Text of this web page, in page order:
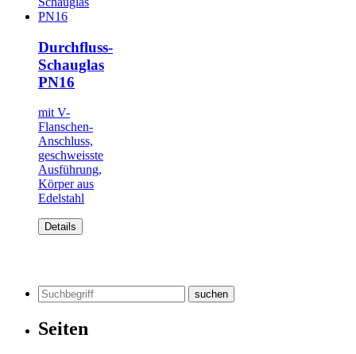
Durchfluss-
Schauglas
PN16
mit V-
Flanschen-
Anschluss,
geschweisste
Ausführung,
Körper aus
Edelstahl
Details
Suchen
nach:
Seiten